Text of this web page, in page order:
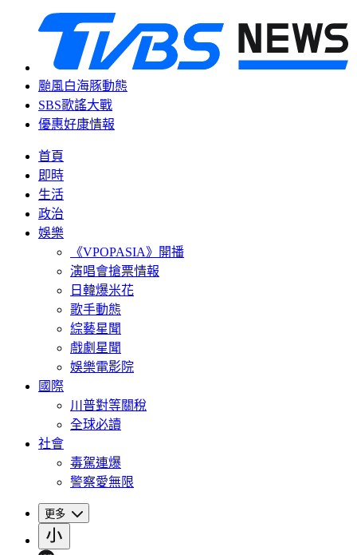
颱風白海豚動態
SBS歌謠大戰
優惠好康情報
首頁
即時
生活
政治
娛樂
《VPOPASIA》開播
演唱會搶票情報
日韓爆米花
歌手動態
綜藝星聞
戲劇星聞
娛樂電影院
國際
川普對等關稅
全球必讀
社會
毒駕連爆
警察愛無限
更多